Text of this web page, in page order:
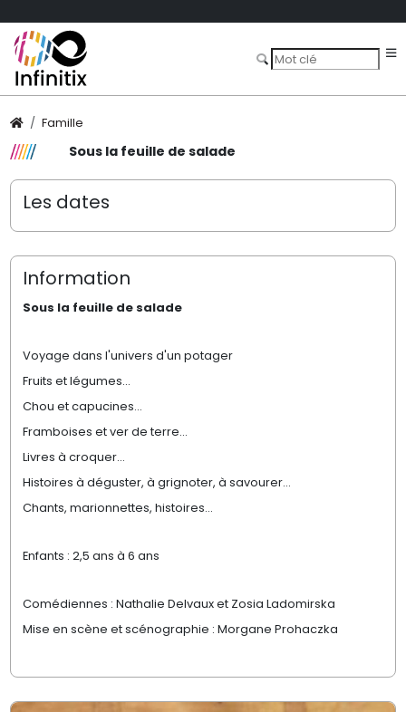
Famille
Sous la feuille de salade
Les dates
Information
Sous la feuille de salade
Voyage dans l'univers d'un potager
Fruits et légumes...
Chou et capucines...
Framboises et ver de terre...
Livres à croquer...
Histoires à déguster, à grignoter, à savourer...
Chants, marionnettes, histoires...
Enfants : 2,5 ans à 6 ans
Comédiennes : Nathalie Delvaux et Zosia Ladomirska
Mise en scène et scénographie : Morgane Prohaczka